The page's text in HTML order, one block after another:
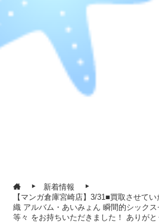
新着情報
【マンガ倉庫宮崎店】3/31■買取させて
織 アルバム・あいみょん 瞬間的シック
等々 をお持ちいただきました！ ありが